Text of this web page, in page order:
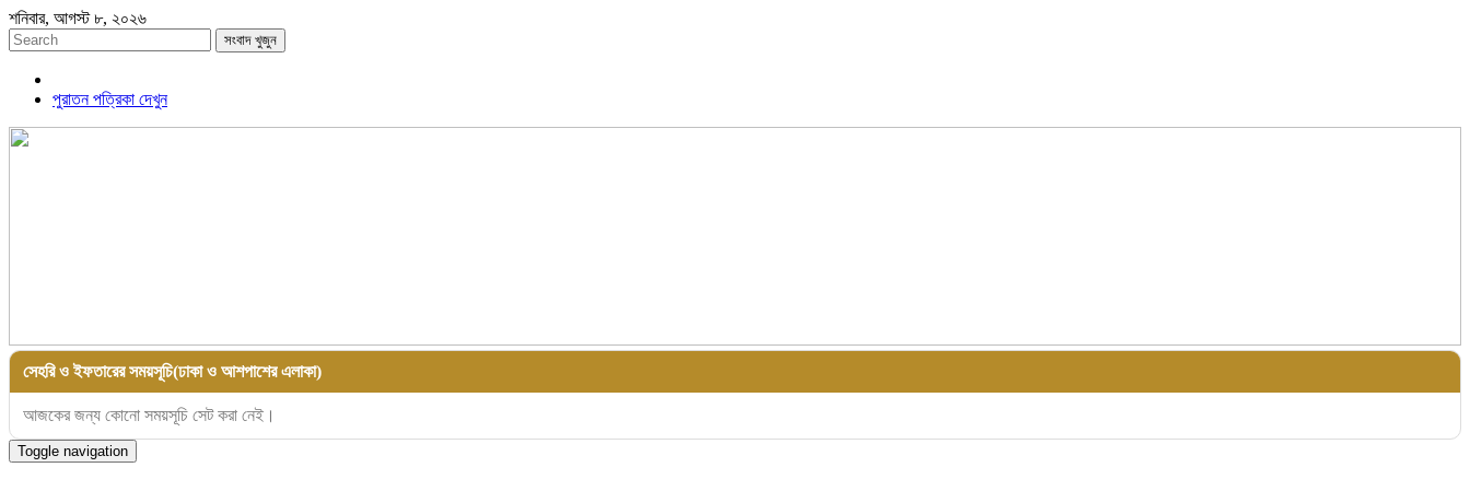
শনিবার, আগস্ট ৮, ২০২৬
সংবাদ খুজুন
পুরাতন পত্রিকা দেখুন
সেহরি ও ইফতারের সময়সূচি(ঢাকা ও আশপাশের এলাকা)
আজকের জন্য কোনো সময়সূচি সেট করা নেই।
Toggle navigation